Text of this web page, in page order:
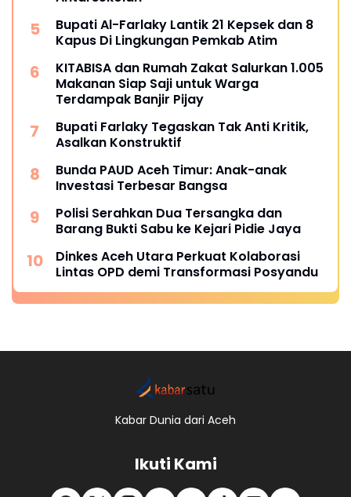
Bupati Al-Farlaky Lantik 21 Kepsek dan 8
Kapus Di Lingkungan Pemkab Atim
KITABISA dan Rumah Zakat Salurkan 1.005
Makanan Siap Saji untuk Warga
Terdampak Banjir Pijay
Bupati Farlaky Tegaskan Tak Anti Kritik,
Asalkan Konstruktif
Bunda PAUD Aceh Timur: Anak-anak
Investasi Terbesar Bangsa
Polisi Serahkan Dua Tersangka dan
Barang Bukti Sabu ke Kejari Pidie Jaya
Dinkes Aceh Utara Perkuat Kolaborasi
Lintas OPD demi Transformasi Posyandu
Kabar Dunia dari Aceh
Ikuti Kami